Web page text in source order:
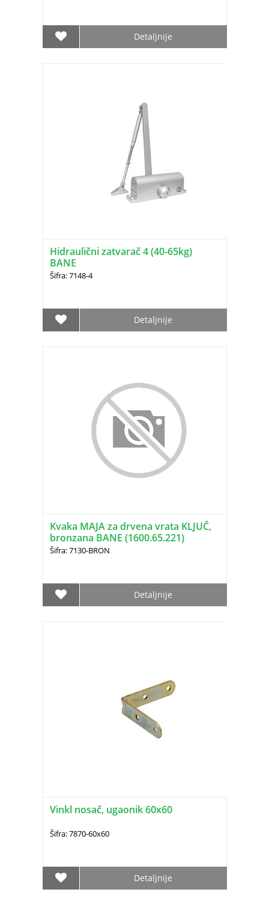
Detaljnije
Hidraulični zatvarač 4 (40-65kg)
BANE
Šifra: 7148-4
Detaljnije
Kvaka MAJA za drvena vrata KLJUČ,
bronzana BANE (1600.65.221)
Šifra: 7130-BRON
Detaljnije
Vinkl nosač, ugaonik 60x60
Šifra: 7870-60x60
Detaljnije